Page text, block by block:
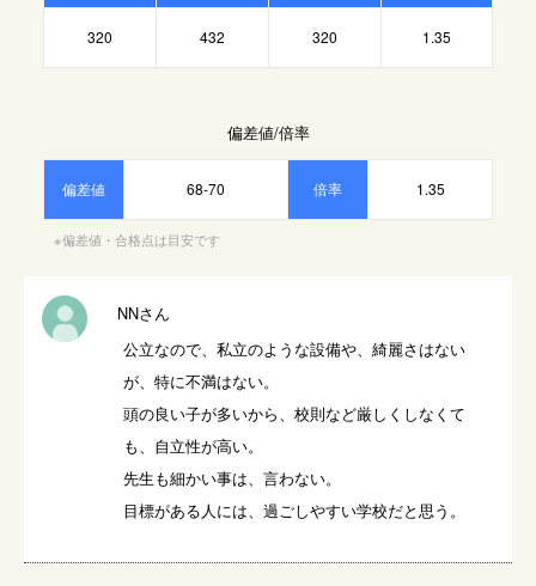
320 432 320 1.35
偏差値/倍率
偏差値 68-70 倍率 1.35
※偏差値・合格点は目安です
NNさん
公立なので、私立のような設備や、綺麗さはない
が、特に不満はない。
頭の良い子が多いから、校則など厳しくしなくて
も、自立性が高い。
先生も細かい事は、言わない。
目標がある人には、過ごしやすい学校だと思う。